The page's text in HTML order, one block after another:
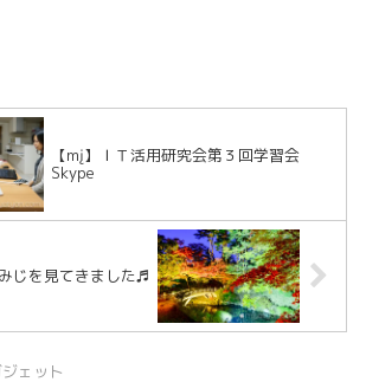
【mį】ＩＴ活用研究会第３回学習会
Skype
じを見てきました♬
ェット